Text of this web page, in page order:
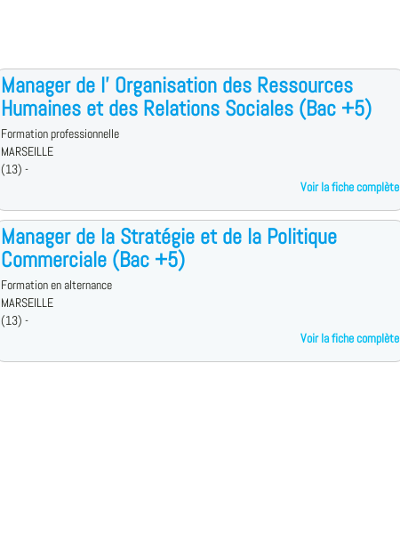
Manager de l' Organisation des Ressources
Humaines et des Relations Sociales (Bac +5)
Formation professionnelle
MARSEILLE
(13) -
Voir la fiche complète
Manager de la Stratégie et de la Politique
Commerciale (Bac +5)
Formation en alternance
MARSEILLE
(13) -
Voir la fiche complète